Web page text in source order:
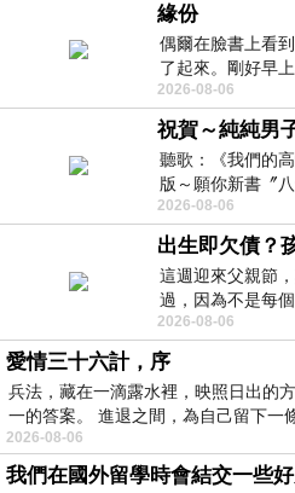
緣份
偶爾在臉書上看
了起來。剛好早
的貼文，在回顧年
2026-08-06
祝賀～純純男
聽歌：《我們的
版～願你新書〞
經在我的版留言…
2026-08-06
這週迎來父親節
過，因為不是每
節的，平時也沒
2026-08-06
愛情三十六計，序
兵法，藏在一滴露水裡，映照日出的
一的答案。 進退之間，為自己留下一
2026-08-06